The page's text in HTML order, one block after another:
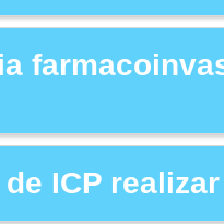
ICP realizar